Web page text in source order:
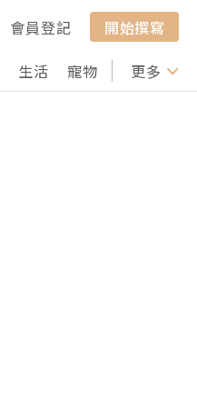
會員登記
開始撰寫
生活 寵物 行山 打卡
更多